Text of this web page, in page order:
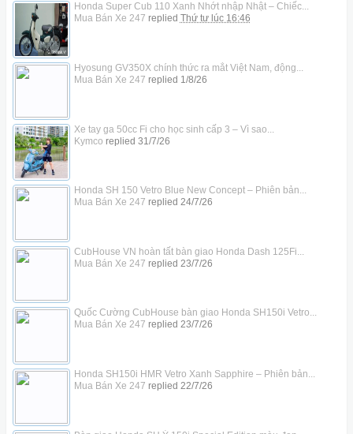
Honda Super Cub 110 Xanh Nhớt nhập Nhật – Chiếc...
Mua Bán Xe 247 replied Thứ tư lúc 16:46
Hyosung GV350X chính thức ra mắt Việt Nam, động...
Mua Bán Xe 247 replied 1/8/26
Xe tay ga 50cc Fi cho học sinh cấp 3 – Vì sao...
Kymco replied 31/7/26
Honda SH 150 Vetro Blue New Concept – Phiên bản...
Mua Bán Xe 247 replied 24/7/26
CubHouse VN hoàn tất bàn giao Honda Dash 125Fi...
Mua Bán Xe 247 replied 23/7/26
Quốc Cường CubHouse bàn giao Honda SH150i Vetro...
Mua Bán Xe 247 replied 23/7/26
Honda SH150i HMR Vetro Xanh Sapphire – Phiên bản...
Mua Bán Xe 247 replied 22/7/26